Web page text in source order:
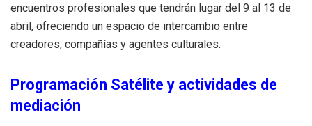
encuentros profesionales que tendrán lugar del 9 al 13 de
abril, ofreciendo un espacio de intercambio entre
creadores, compañías y agentes culturales.
Programación Satélite y actividades de
mediación